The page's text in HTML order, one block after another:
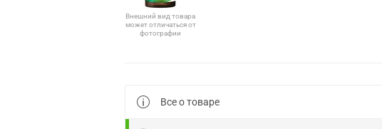
Внешний вид товара
может отличаться от
фотографии
Все о товаре